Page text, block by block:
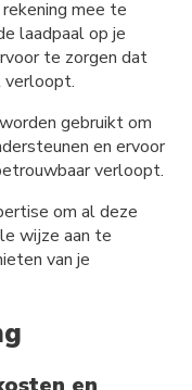
mee te
laadpaal op je
te zorgen dat
verloopt.
gebruikt om
en ervoor
verloopt.
om al deze
wijze aan te
van je